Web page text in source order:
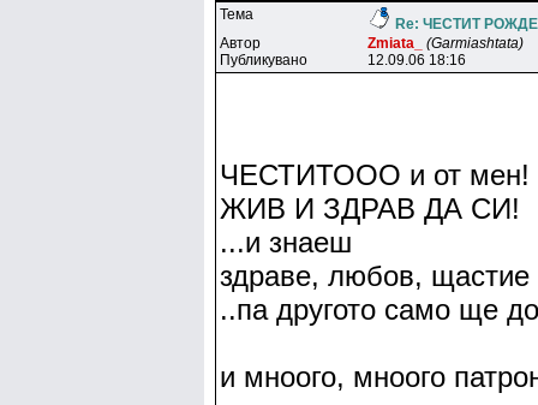
Тема
Re: ЧЕСТИТ
Автор
Zmiata_
(Garmiashtata)
Публикувано
12.09.06 18:16
ЧЕСТИТООО и от мен!
ЖИВ И ЗДРАВ ДА СИ!
...и знаеш
здраве, любов, щастие
..па другото само ще
и мноого, мноого